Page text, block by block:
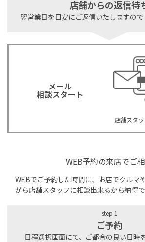
店舗からの返信待
翌営業日を目安にご返信いたしますので
メール
相談スタート
店舗スタ
WEB予約の来店でご
WEBでご予約した時間に、お店でクルマ
がら店舗スタッフに相談出来るから納得で
step 1
ご予約
日程選択画面にて、ご都合の良い日時